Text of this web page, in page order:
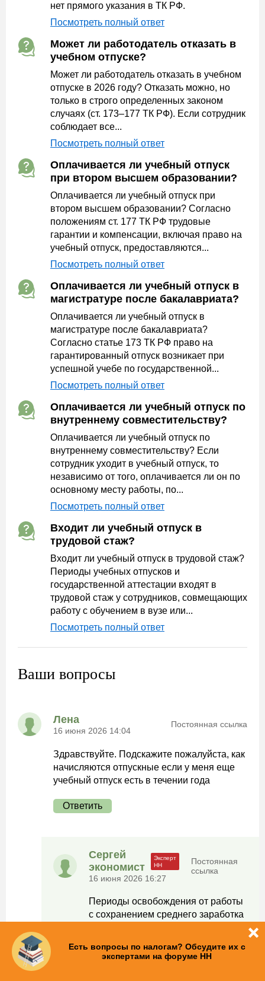
нет прямого указания в ТК РФ.
Посмотреть полный ответ
Может ли работодатель отказать в
учебном отпуске?
Может ли работодатель отказать в учебном
отпуске в 2026 году? Отказать можно, но
только в строго определенных законом
случаях (ст. 173–177 ТК РФ). Если сотрудник
соблюдает все...
Посмотреть полный ответ
Оплачивается ли учебный отпуск
при втором высшем образовании?
Оплачивается ли учебный отпуск при
втором высшем образовании? Согласно
положениям ст. 177 ТК РФ трудовые
гарантии и компенсации, включая право на
учебный отпуск, предоставляются...
Посмотреть полный ответ
Оплачивается ли учебный отпуск в
магистратуре после бакалавриата?
Оплачивается ли учебный отпуск в
магистратуре после бакалавриата?
Согласно статье 173 ТК РФ право на
гарантированный отпуск возникает при
успешной учебе по государственной...
Посмотреть полный ответ
Оплачивается ли учебный отпуск по
внутреннему совместительству?
Оплачивается ли учебный отпуск по
внутреннему совместительству? Если
сотрудник уходит в учебный отпуск, то
независимо от того, оплачивается ли он по
основному месту работы, по...
Посмотреть полный ответ
Входит ли учебный отпуск в
трудовой стаж?
Входит ли учебный отпуск в трудовой стаж?
Периоды учебных отпусков и
государственной аттестации входят в
трудовой стаж у сотрудников, совмещающих
работу с обучением в вузе или...
Посмотреть полный ответ
Ваши вопросы
Лена
16 июня 2026 14:04
Постоянная ссылка
Здравствуйте. Подскажите пожалуйста, как
начисляются отпускные если у меня еще
учебный отпуск есть в течении года
Ответить
Сергей
экономист
16 июня 2026 16:27
Постоянная
ссылка
Периоды освобождения от работы
с сохранением среднего заработка
среднего заработка. Для более
Есть вопросы по налогам? Обсудите их с
экспертами на форуме НН